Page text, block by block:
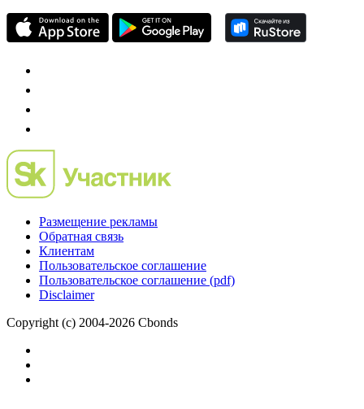
Размещение рекламы
Обратная связь
Клиентам
Пользовательское соглашение
Пользовательское соглашение (pdf)
Disclaimer
Copyright (c) 2004-2026 Cbonds